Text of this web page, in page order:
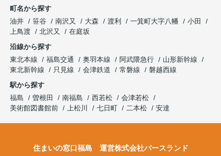
町名から探す
油井
笹谷 南沢又 大森 渡利 一箕町大字八幡
小田
上鳥渡
北沢又
在庭坂
沿線から探す
東北本線
福島交通 奥羽本線 阿武隈急行
山形新幹線
東北新幹線
只見線 会津鉄道 常磐線
磐越西線
駅から探す
福島
曽根田 南福島 西若松
会津若松
美術館図書館前
上松川 七日町 二本松 安達
住まいの窓口福島 運営株式会社バースランド